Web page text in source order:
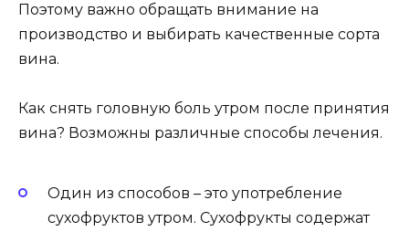
Поэтому важно обращать внимание на
производство и выбирать качественные сорта
вина.
Как снять головную боль утром после принятия
вина? Возможны различные способы лечения.
Один из способов – это употребление
сухофруктов утром. Сухофрукты содержат